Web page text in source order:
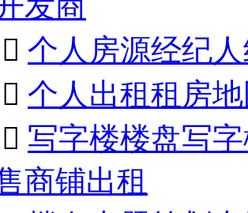
 个人房源经纪人
 个人出租租房
 写字楼楼盘写
商铺出租